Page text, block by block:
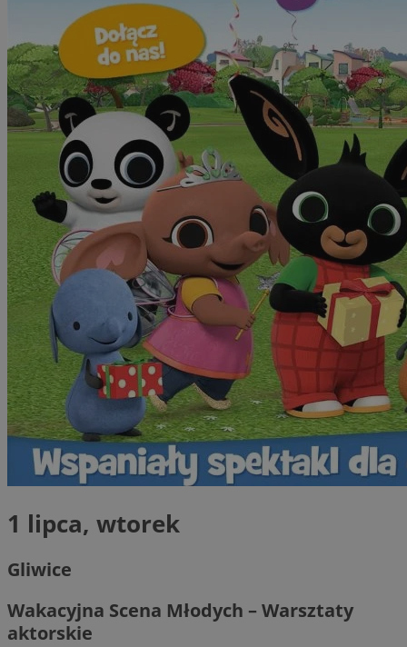
1 lipca, wtorek
Gliwice
Wakacyjna Scena Młodych – Warsztaty
aktorskie